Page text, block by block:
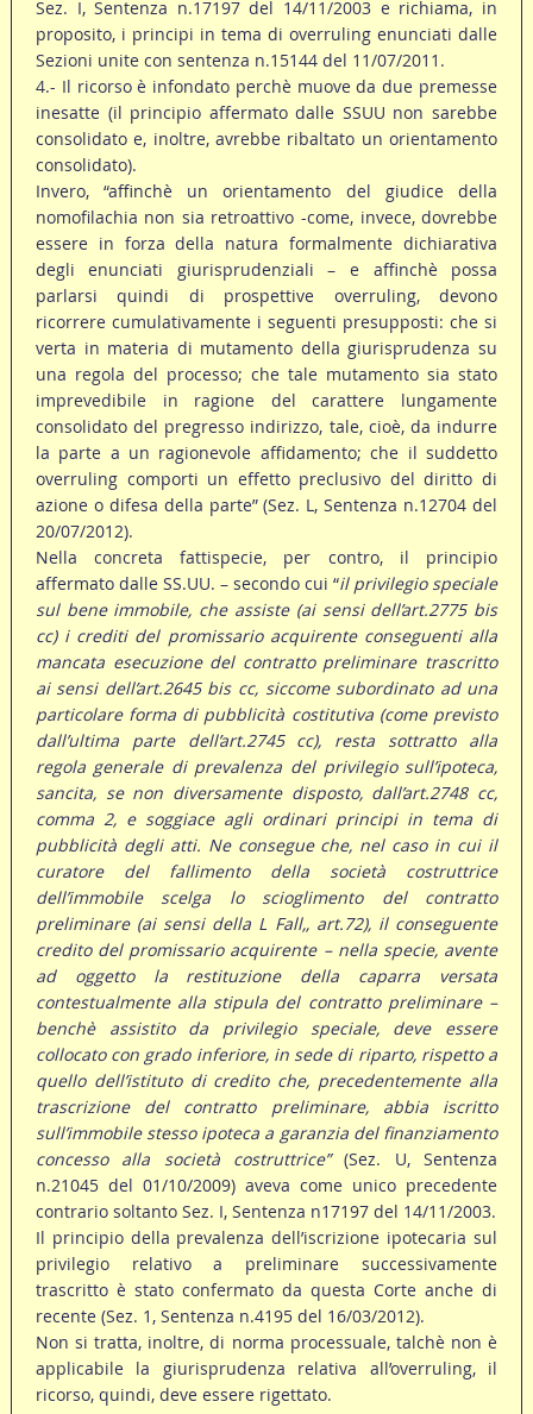
Sez. I, Sentenza n.17197 del 14/11/2003 e richiama, in
proposito, i principi in tema di overruling enunciati dalle
Sezioni unite con sentenza n.15144 del 11/07/2011.
4.- Il ricorso è infondato perchè muove da due premesse
inesatte (il principio affermato dalle SSUU non sarebbe
consolidato e, inoltre, avrebbe ribaltato un orientamento
consolidato).
Invero, “affinchè un orientamento del giudice della
nomofilachia non sia retroattivo -come, invece, dovrebbe
essere in forza della natura formalmente dichiarativa
degli enunciati giurisprudenziali – e affinchè possa
parlarsi quindi di prospettive overruling, devono
ricorrere cumulativamente i seguenti presupposti: che si
verta in materia di mutamento della giurisprudenza su
una regola del processo; che tale mutamento sia stato
imprevedibile in ragione del carattere lungamente
consolidato del pregresso indirizzo, tale, cioè, da indurre
la parte a un ragionevole affidamento; che il suddetto
overruling comporti un effetto preclusivo del diritto di
azione o difesa della parte” (Sez. L, Sentenza n.12704 del
20/07/2012).
Nella concreta fattispecie, per contro, il principio
affermato dalle SS.UU. – secondo cui “il privilegio speciale
sul bene immobile, che assiste (ai sensi dell’art.2775 bis
cc) i crediti del promissario acquirente conseguenti alla
mancata esecuzione del contratto preliminare trascritto
ai sensi dell’art.2645 bis cc, siccome subordinato ad una
particolare forma di pubblicità costitutiva (come previsto
dall’ultima parte dell’art.2745 cc), resta sottratto alla
regola generale di prevalenza del privilegio sull’ipoteca,
sancita, se non diversamente disposto, dall’art.2748 cc,
comma 2, e soggiace agli ordinari principi in tema di
pubblicità degli atti. Ne consegue che, nel caso in cui il
curatore del fallimento della società costruttrice
dell’immobile scelga lo scioglimento del contratto
preliminare (ai sensi della L Fall,, art.72), il conseguente
credito del promissario acquirente – nella specie, avente
ad oggetto la restituzione della caparra versata
contestualmente alla stipula del contratto preliminare –
benchè assistito da privilegio speciale, deve essere
collocato con grado inferiore, in sede di riparto, rispetto a
quello dell’istituto di credito che, precedentemente alla
trascrizione del contratto preliminare, abbia iscritto
sull’immobile stesso ipoteca a garanzia del finanziamento
concesso alla società costruttrice”(Sez. U, Sentenza
n.21045 del 01/10/2009) aveva come unico precedente
contrario soltanto Sez. I, Sentenza n17197 del 14/11/2003.
Il principio della prevalenza dell’iscrizione ipotecaria sul
privilegio relativo a preliminare successivamente
trascritto è stato confermato da questa Corte anche di
recente (Sez. 1, Sentenza n.4195 del 16/03/2012).
Non si tratta, inoltre, di norma processuale, talchè non è
applicabile la giurisprudenza relativa all’overruling, il
ricorso, quindi, deve essere rigettato.